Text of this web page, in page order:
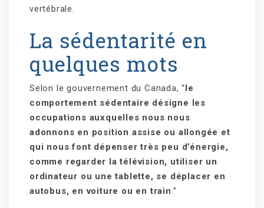
vertébrale.
La sédentarité en
quelques mots
Selon le gouvernement du Canada, “le
comportement sédentaire désigne les
occupations auxquelles nous nous
adonnons en position assise ou allongée et
qui nous font dépenser très peu d’énergie,
comme regarder la télévision, utiliser un
ordinateur ou une tablette, se déplacer en
autobus, en voiture ou en train.”